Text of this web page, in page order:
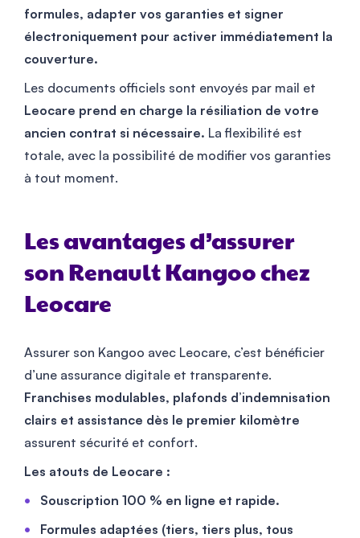
formules, adapter vos garanties et signer
électroniquement pour activer immédiatement la
couverture.
Les documents officiels sont envoyés par mail et
Leocare prend en charge la résiliation de votre
ancien contrat si nécessaire. La flexibilité est
totale, avec la possibilité de modifier vos garanties
à tout moment.
Les avantages d’assurer
son Renault Kangoo chez
Leocare
Assurer son Kangoo avec Leocare, c’est bénéficier
d’une assurance digitale et transparente.
Franchises modulables, plafonds d’indemnisation
clairs et assistance dès le premier kilomètre
assurent sécurité et confort.
Les atouts de Leocare :
Souscription 100 % en ligne et rapide.
Formules adaptées (tiers, tiers plus, tous